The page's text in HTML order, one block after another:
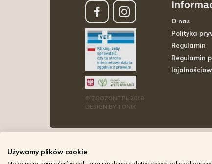
© ZOOZONE.PL 2018
DESIGN BY TONIK
O nas
Polityka
Regulamin
Regulamin
Używamy plików cookie